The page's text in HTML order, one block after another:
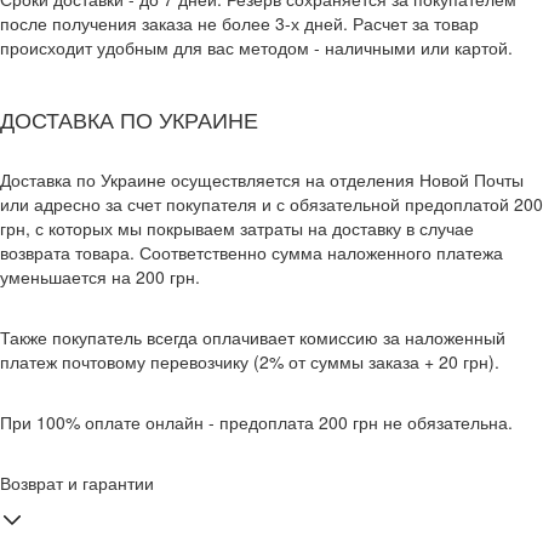
после получения заказа не более 3-х дней. Расчет за товар
происходит удобным для вас методом - наличными или картой.
ДОСТАВКА ПО УКРАИНЕ
Доставка по Украине осуществляется на отделения Новой Почты
или адресно за счет покупателя и с обязательной предоплатой 200
грн, с которых мы покрываем затраты на доставку в случае
возврата товара. Соответственно сумма наложенного платежа
уменьшается на 200 грн.
Также покупатель всегда оплачивает комиссию за наложенный
платеж почтовому перевозчику (2% от суммы заказа + 20 грн).
При 100% оплате онлайн - предоплата 200 грн не обязательна.
Возврат и гарантии